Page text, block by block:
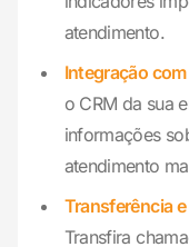
atendimento.
Integração
o CRM da sua
informações
atendimento
Transferência
Transfira